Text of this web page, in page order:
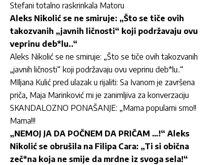
Stefani totalno raskrinkala Matoru
Aleks Nikolić se ne smiruje: „Što se tiče ovih
takozvanih „javnih ličnosti“ koji podržavaju ovu
veprinu deb*lu..“
Aleks Nikolić se ne smiruje: „Što se tiče ovih takozvanih
„javnih ličnosti“ koji podržavaju ovu veprinu deb*lu..“
MIljana Kulić pred ulazak u rijaliti: Sa Ivanom je završena
priča, Maja Marinković mi je zanimljiva za konverzaciju
SKANDALOZNO PONAŠANJE: „Mama popularni smo!!
Mama!!!
„NEMOJ JA DA POČNEM DA PRIČAM …!“ Aleks
Nikolić se obrušila na Filipa Cara: „Ti si obična
zeč*na koja ne smije da mrdne iz svoga sela!“